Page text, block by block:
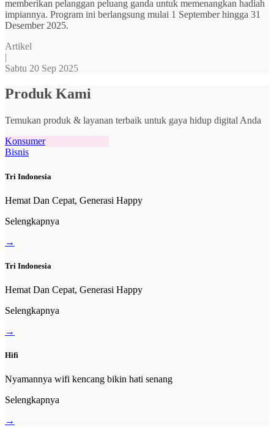
memberikan pelanggan peluang ganda untuk memenangkan hadiah
impiannya. Program ini berlangsung mulai 1 September hingga 31
Desember 2025.
Artikel
|
Sabtu 20 Sep 2025
Produk Kami
Temukan produk & layanan terbaik untuk gaya hidup digital Anda
Konsumer
Bisnis
Tri Indonesia
Hemat Dan Cepat, Generasi Happy
Selengkapnya
→
Tri Indonesia
Hemat Dan Cepat, Generasi Happy
Selengkapnya
→
Hifi
Nyamannya wifi kencang bikin hati senang
Selengkapnya
→